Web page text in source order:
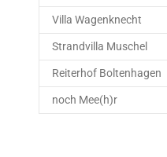
Villa Wagenknecht
Strandvilla Muschel
Reiterhof Boltenhagen
noch Mee(h)r